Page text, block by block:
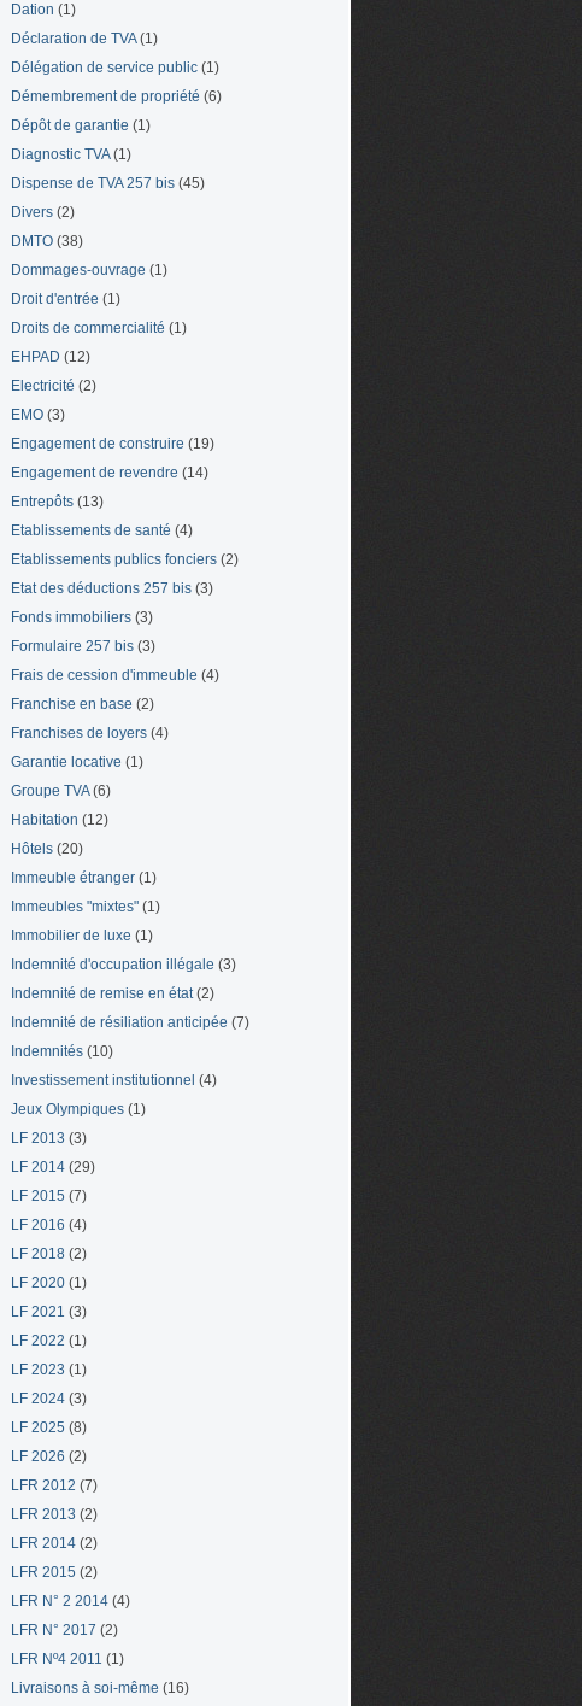
Dation (1)
Déclaration de TVA(1)
Délégation de service public (1)
Démembrement de propriété (6)
Dépôt de garantie (1)
Diagnostic TVA(1)
Dispense de TVA 257 bis (45)
Divers (2)
DMTO (38)
Dommages-ouvrage (1)
Droit d'entrée (1)
Droits de commercialité (1)
EHPAD (12)
Electricité (2)
EMO (3)
Engagement de construire (19)
Engagement de revendre (14)
Entrepôts (13)
Etablissements de santé (4)
Etablissements publics fonciers (2)
Etat des déductions 257 bis (3)
Fonds immobiliers (3)
Formulaire 257 bis (3)
Frais de cession d'immeuble (4)
Franchise en base (2)
Franchises de loyers (4)
Garantie locative (1)
Groupe TVA(6)
Habitation (12)
Hôtels (20)
Immeuble étranger (1)
Immeubles "mixtes" (1)
Immobilier de luxe (1)
Indemnité d'occupation illégale (3)
Indemnité de remise en état(2)
Indemnité de résiliation anticipée (7)
Indemnités (10)
Investissement institutionnel (4)
Jeux Olympiques (1)
LF 2013 (3)
LF 2014 (29)
LF 2015 (7)
LF 2016 (4)
LF 2018 (2)
LF 2020 (1)
LF 2021 (3)
LF 2022 (1)
LF 2023 (1)
LF 2024 (3)
LF 2025 (8)
LF 2026 (2)
LFR 2012 (7)
LFR 2013 (2)
LFR 2014 (2)
LFR 2015 (2)
LFR N° 2 2014 (4)
LFR N° 2017 (2)
LFR Nº4 2011 (1)
Livraisons à soi-même (16)